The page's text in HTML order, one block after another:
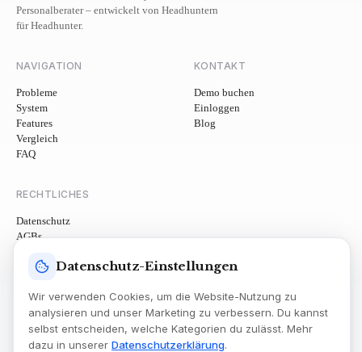
Personalberater – entwickelt von Headhuntern
für Headhunter.
NAVIGATION
Probleme
System
Features
Vergleich
FAQ
KONTAKT
Demo buchen
Einloggen
Blog
RECHTLICHES
Datenschutz
AGBs
Cookie-Einstellungen
Datenschutz-Einstellungen
Wir verwenden Cookies, um die Website-Nutzung zu
analysieren und unser Marketing zu verbessern. Du kannst
selbst entscheiden, welche Kategorien du zulässt. Mehr
dazu in unserer Datenschutzerklärung.